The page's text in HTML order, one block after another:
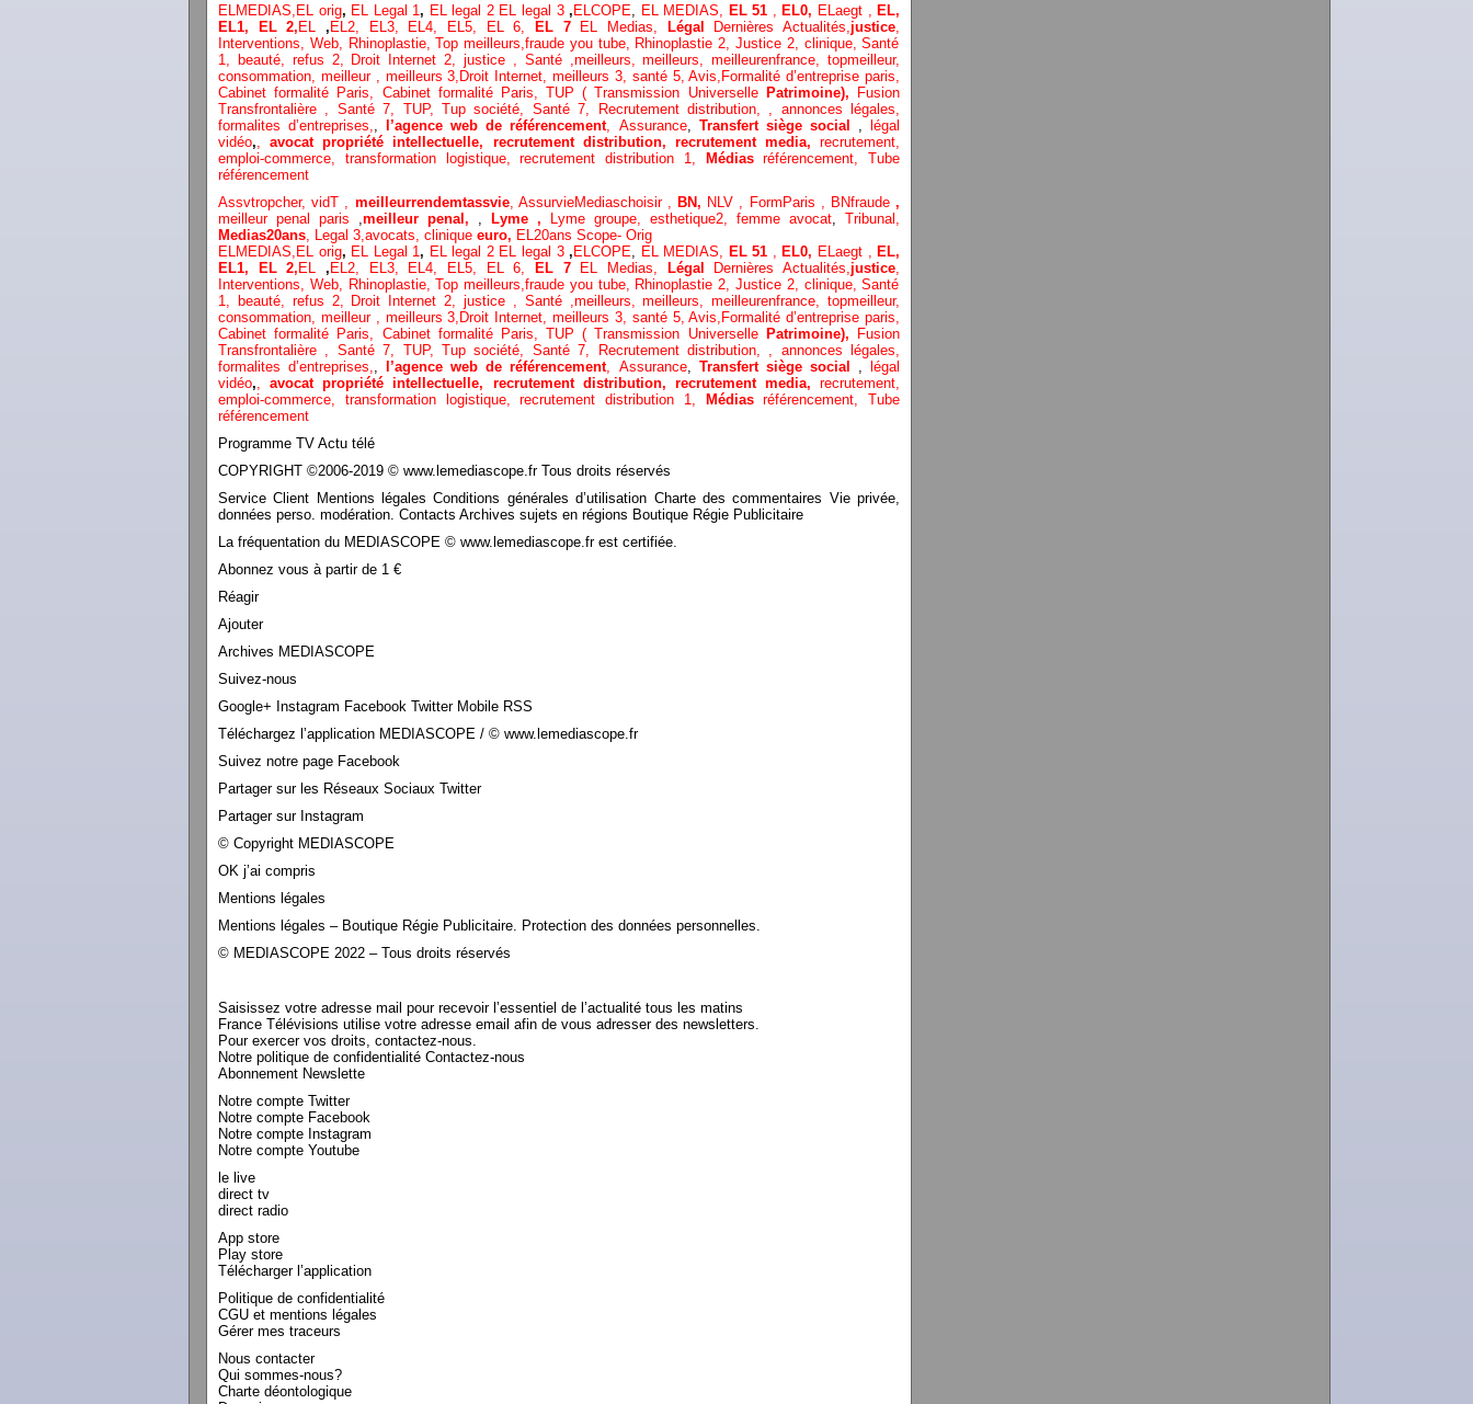
ELMEDIAS, EL orig, EL Legal 1, EL legal 2 EL legal 3, ELCOPE EL MEDIAS, EL 51 EL0, ELaegt ,
EL,
EL1,
EL 2, EL , EL2, EL3, EL4, EL5, EL 6, EL 7 EL Medias, Légal DernièresActualités, justice
Interventions, Web,
Rhinoplastie,Top meilleurs ,fraude you tube, Rhinoplastie 2 Justice 2, clinique,Santé
1
, beauté, refus 2, Droit Internet 2 justice, Santé , meilleurs ,meilleurs ,meilleurenfrance,topmeilleur,
consommation , meilleur , meilleurs 3, Droit Internet ,meilleurs 3, santé 5,Avis Formalité d’entreprise paris,
Cabinet formalité Paris, Cabinet formalité Paris,TUP ( Transmission Universelle Patrimoine),
Fusion
Transfrontalière , Santé 7, TUP, Tup société, Santé 7, Recrutement distribution,
annonces légales,
formalites d’entreprises,
l’agence web de référencement, Assurance, Transfert siège social
légal
vidéo, ,avocat propriété intellectuelle, recrutement distribution, recrutement media, recrutement,
emploi-commerce, transformation logistique,recrutement distribution 1, Médiasréférencement, Tube
référencement
Assvtropcher,vidT , meilleurrendemtassvie, AssurvieMediaschoisir , BN, NLV , FormParis , BNfraude,
meilleur penal paris
meilleur penal, Lyme , Lyme groupe, esthetique2, femme avocat
Tribunal,
Medias20ans
Legal 3 avocats, clinique euro, EL20ans Scope- Orig
ELMEDIAS, EL orig, EL Legal 1, EL legal 2 EL legal 3, ELCOPE EL MEDIAS, EL 51 EL0, ELaegt ,
EL,
EL1,
EL 2, EL , EL2, EL3, EL4, EL5, EL 6, EL 7 EL Medias, Légal DernièresActualités, justice
Interventions, Web,
Rhinoplastie,Top meilleurs ,fraude you tube, Rhinoplastie 2 Justice 2, clinique,Santé
1
, beauté, refus 2, Droit Internet 2 justice, Santé , meilleurs ,meilleurs ,meilleurenfrance,topmeilleur,
consommation , meilleur , meilleurs 3, Droit Internet ,meilleurs 3, santé 5,Avis Formalité d’entreprise paris,
Cabinet formalité Paris, Cabinet formalité Paris,TUP ( Transmission Universelle Patrimoine),
Fusion
Transfrontalière , Santé 7, TUP, Tup société, Santé 7, Recrutement distribution,
annonces légales,
formalites d’entreprises,
l’agence web de référencement, Assurance, Transfert siège social
légal
vidéo, ,avocat propriété intellectuelle, recrutement distribution, recrutement media, recrutement,
emploi-commerce, transformation logistique,recrutement distribution 1, Médiasréférencement, Tube
référencement
Programme TV Actu télé
COPYRIGHT ©2006-2019 © www.lemediascope.fr Tous droits réservés
Service Client Mentions légales Conditions générales d’utilisation Charte des commentaires Vie privée,
données perso. modération. Contacts Archives sujets en régions Boutique Régie Publicitaire
La fréquentation du MEDIASCOPE © www.lemediascope.fr est certifiée.
Abonnez vous à partir de 1 €
Réagir
Ajouter
Archives MEDIASCOPE
Suivez-nous
Google+ Instagram Facebook Twitter Mobile RSS
Téléchargez l’application MEDIASCOPE / © www.lemediascope.fr
Suivez notre page Facebook
Partager sur les Réseaux Sociaux Twitter
Partager sur Instagram
© Copyright MEDIASCOPE
OK j’ai compris
Mentions légales
Mentions légales – Boutique Régie Publicitaire. Protection des données personnelles.
© MEDIASCOPE 2022 – Tous droits réservés
Saisissez votre adresse mail pour recevoir l’essentiel de l’actualité tous les matins
France Télévisions utilise votre adresse email afin de vous adresser des newsletters.
Pour exercer vos droits, contactez-nous.
Notre politique de confidentialité Contactez-nous
Abonnement Newslette
Notre compte Twitter
Notre compte Facebook
Notre compte Instagram
Notre compte Youtube
le live
direct tv
direct radio
App store
Play store
Télécharger l’application
Politique de confidentialité
CGU et mentions légales
Gérer mes traceurs
Nous contacter
Qui sommes-nous?
Charte déontologique